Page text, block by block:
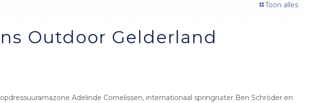
Toon alles
Outdoor Gelderland
Adelinde Cornelissen, internationaal springruiter Ben Schröder en